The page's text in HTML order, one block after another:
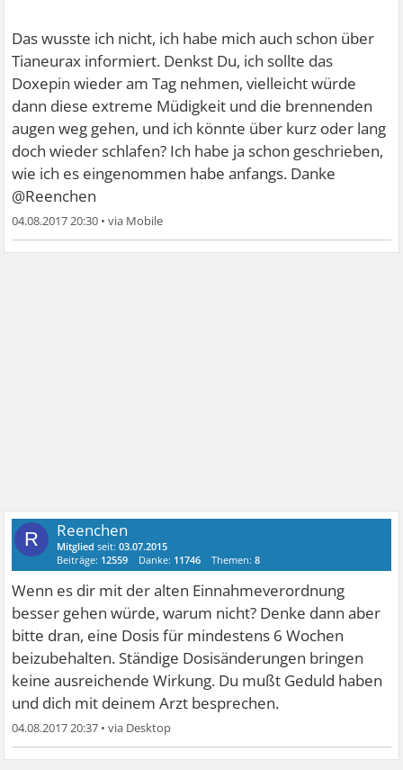
und das oft innerhalb Minuten oder als Traum jede
verdammte Nacht und falls du nur mal die Augen tags zu
machst.
Nicht jeder Depressive ist in der Lage, die durch Tianeptin
angeschobene geistige Verarbeitung überhaupt zu leisten,
ohne sich das Leben zu nehmen.
Eigenschaft hätte, nein - sondern weil Tianeptin im Gehirn
ihrem Arzt gedankenlos ohne Vorgespräch verordnet
bekommen. Doxepin ist nun wirklich nur das kleinere
Übel.
Das wusste ich nicht, ich habe mich auch schon über
Tianeurax informiert. Denkst Du, ich sollte das
Doxepin wieder am Tag nehmen, vielleicht würde
dann diese extreme Müdigkeit und die brennenden
augen weg gehen, und ich könnte über kurz oder lang
doch wieder schlafen? Ich habe ja schon geschrieben,
wie ich es eingenommen habe anfangs. Danke
@Reenchen
04.08.2017 20:30 •
R Reenchen
Mitglied seit:03.07.2015
Beiträge: 12559 Danke: 11746 Themen:8
Wenn es dir mit der alten Einnahmeverordnung
besser gehen würde, warum nicht? Denke dann aber
bitte dran, eine Dosis für mindestens 6 Wochen
beizubehalten. Ständige Dosisänderungen bringen
keine ausreichende Wirkung. Du mußt Geduld haben
und dich mit deinem Arzt besprechen.
04.08.2017 20:37 •